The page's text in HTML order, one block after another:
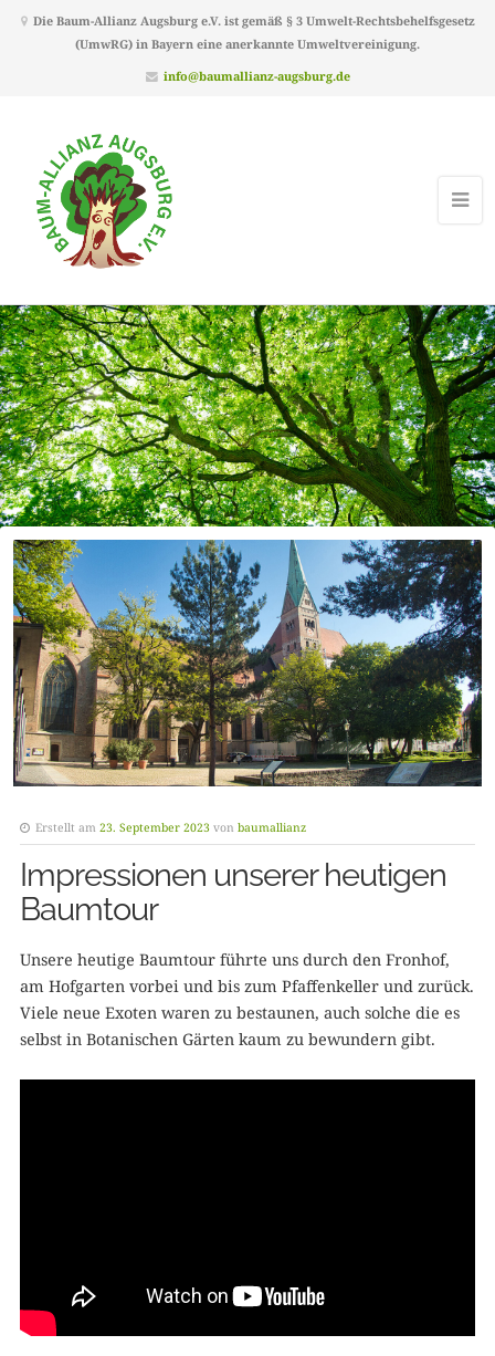
Die Baum-Allianz Augsburg e.V. ist gemäß § 3 Umwelt-Rechtsbehelfsgesetz
(UmwRG) in Bayern eine anerkannte Umweltvereinigung.
info@baumallianz-augsburg.de
Erstellt am 23. September 2023 von baumallianz
Impressionen unserer heutigen
Baumtour
Unsere heutige Baumtour führte uns durch den Fronhof,
am Hofgarten vorbei und bis zum Pfaffenkeller und zurück.
Viele neue Exoten waren zu bestaunen, auch solche die es
selbst in Botanischen Gärten kaum zu bewundern gibt.